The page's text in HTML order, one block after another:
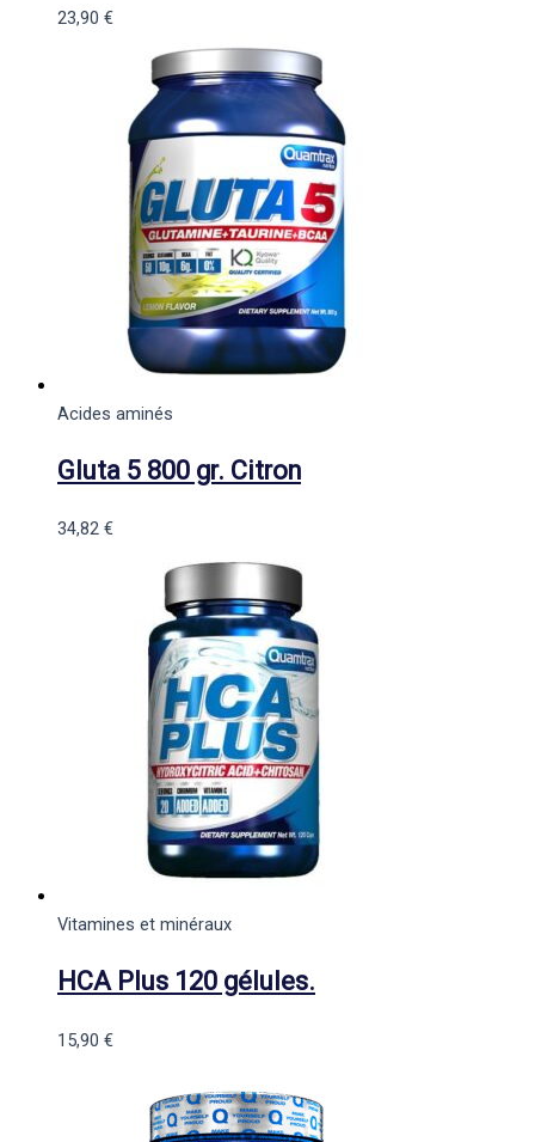
23,90 €
Acides aminés
Gluta 5 800 gr. Citron
34,82 €
Vitamines et minéraux
HCA Plus 120 gélules.
15,90 €